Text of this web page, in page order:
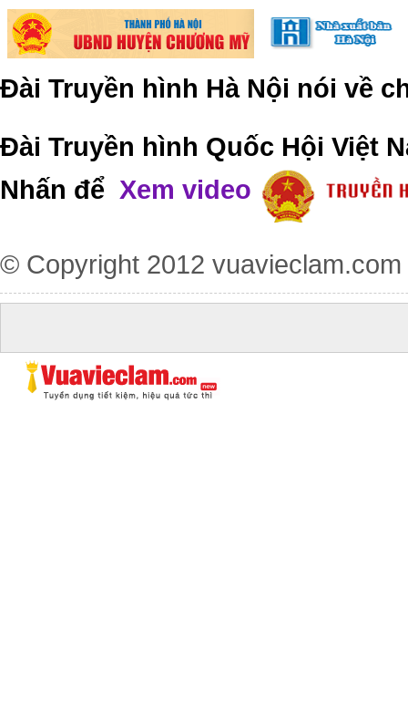
Đài Truyền hình Hà Nội nói về
Đài Truyền hình Quốc Hội Việt
Nhấn để Xem video
© Copyright 2012 vuavieclam.com